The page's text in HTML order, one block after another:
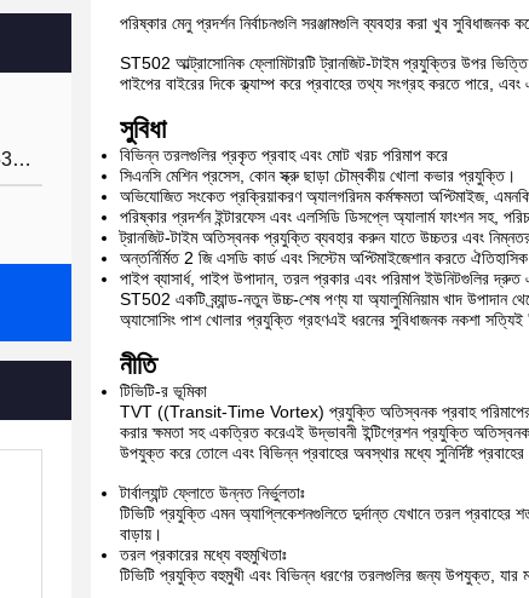
86-0755-28285391
পরিষ্কার মেনু প্রদর্শন নির্বাচনগুলি সরঞ্জামগুলি ব্যবহার করা খুব
ST502 আল্ট্রাসোনিক ফ্লোমিটারটি ট্রানজিট-টাইম প্রযুক্তির উপর ভিত্তি
পাইপের বাইরের দিকে ক্ল্যাম্প করে প্রবাহের তথ্য সংগ্রহ করতে পারে,
সুবিধা
বিভিন্ন তরলগুলির প্রকৃত প্রবাহ এবং মোট খরচ পরিমাপ করে
সিএনসি মেশিন প্রসেস, কোন স্ক্রু ছাড়া চৌম্বকীয় খোলা কভার প্রযুক্তি।
অভিযোজিত সংকেত প্রক্রিয়াকরণ অ্যালগরিদম কর্মক্ষমতা অপ্টিমাইজ, এমনকি
পরিষ্কার প্রদর্শন ইন্টারফেস এবং এলসিডি ডিসপ্লে অ্যালার্ম ফাংশন সহ,
ট্রানজিট-টাইম অতিস্বনক প্রযুক্তি ব্যবহার করুন যাতে উচ্চতর এবং
অন্তর্নির্মিত 2 জি এসডি কার্ড এবং সিস্টেম অপ্টিমাইজেশান করতে
পাইপ ব্যাসার্ধ, পাইপ উপাদান, তরল প্রকার এবং পরিমাপ ইউনিটগুলির
ST502 একটি ব্র্যান্ড-নতুন উচ্চ-শেষ পণ্য যা অ্যালুমিনিয়াম খাদ উপাদান
অ্যাসোসিং পাশ খোলার প্রযুক্তি গ্রহণএই ধরনের সুবিধাজনক নকশা
নীতি
টিভিটি-র ভূমিকা
TVT ((Transit-Time Vortex) প্রযুক্তি অতিস্বনক প্রবাহ পরিমাপের
করার ক্ষমতা সহ একত্রিত করেএই উদ্ভাবনী ইন্টিগ্রেশন প্রযুক্তি অতিস্বনক
উপযুক্ত করে তোলে এবং বিভিন্ন প্রবাহের অবস্থার মধ্যে সুনির্দিষ্ট
টার্বাল্যান্ট ফ্লোতে উন্নত নির্ভুলতাঃ
টিভিটি প্রযুক্তি এমন অ্যাপ্লিকেশনগুলিতে দুর্দান্ত যেখানে তরল প্রবাহের
বাড়ায়।
তরল প্রকারের মধ্যে বহুমুখিতাঃ
টিভিটি প্রযুক্তি বহুমুখী এবং বিভিন্ন ধরণের তরলগুলির জন্য উপযুক্ত, যার